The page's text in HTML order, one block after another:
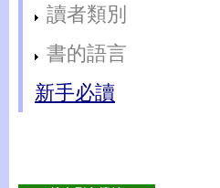
讀者類別
書的語言
新手必讀